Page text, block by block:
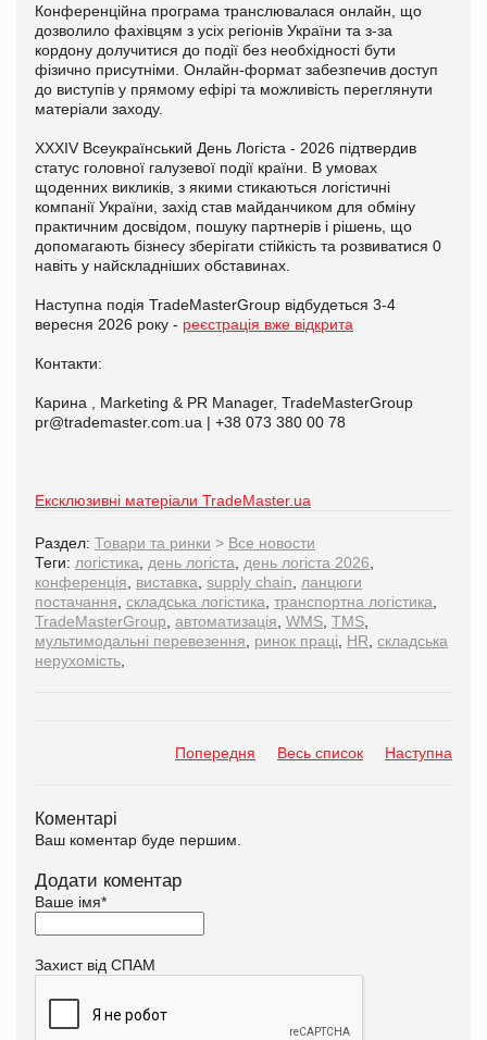
Конференційна програма транслювалася онлайн, що
дозволило фахівцям з усіх регіонів України та з-за
кордону долучитися до події без необхідності бути
фізично присутніми. Онлайн-формат забезпечив доступ
до виступів у прямому ефірі та можливість переглянути
матеріали заходу.
XXXIV Всеукраїнський День Логіста - 2026 підтвердив
статус головної галузевої події країни. В умовах
щоденних викликів, з якими стикаються логістичні
компанії України, захід став майданчиком для обміну
практичним досвідом, пошуку партнерів і рішень, що
допомагають бізнесу зберігати стійкість та розвиватися 0
навіть у найскладніших обставинах.
Наступна подія TradeMasterGroup відбудеться 3-4
вересня 2026 року - реєстрація вже відкрита
Контакти:
Карина , Marketing & PR Manager, TradeMasterGroup
pr@trademaster.com.ua | +38 073 380 00 78
Ексклюзивні матеріали TradeMaster.ua
Раздел: Товари та ринки > Все новости
Теги: логістика день логіста день логіста 2026
конференція
виставка supply chain
ланцюги
постачання складська логістика транспортна логістика
TradeMasterGroup автоматизація WMS TMS
мультимодальні перевезення
ринок праці HR складська
нерухомість
Попередня Весь список Наступна
Коментарі
Ваш коментар буде першим.
Додати коментар
Ваше імя*
Захист від СПАМ